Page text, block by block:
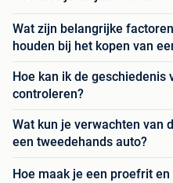
Wat zijn belangrijke
houden bij het kopen van
Hoe kan ik de geschiedenis
controleren?
Wat kun je verwachten van
een tweedehands auto?
Hoe maak je een proefrit